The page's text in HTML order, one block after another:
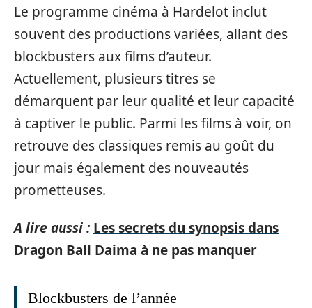
Le programme cinéma à Hardelot inclut
souvent des productions variées, allant des
blockbusters aux films d’auteur.
Actuellement, plusieurs titres se
démarquent par leur qualité et leur capacité
à captiver le public. Parmi les films à voir, on
retrouve des classiques remis au goût du
jour mais également des nouveautés
prometteuses.
A lire aussi : Les secrets du synopsis dans
Dragon Ball Daima à ne pas manquer
Blockbusters de l’année